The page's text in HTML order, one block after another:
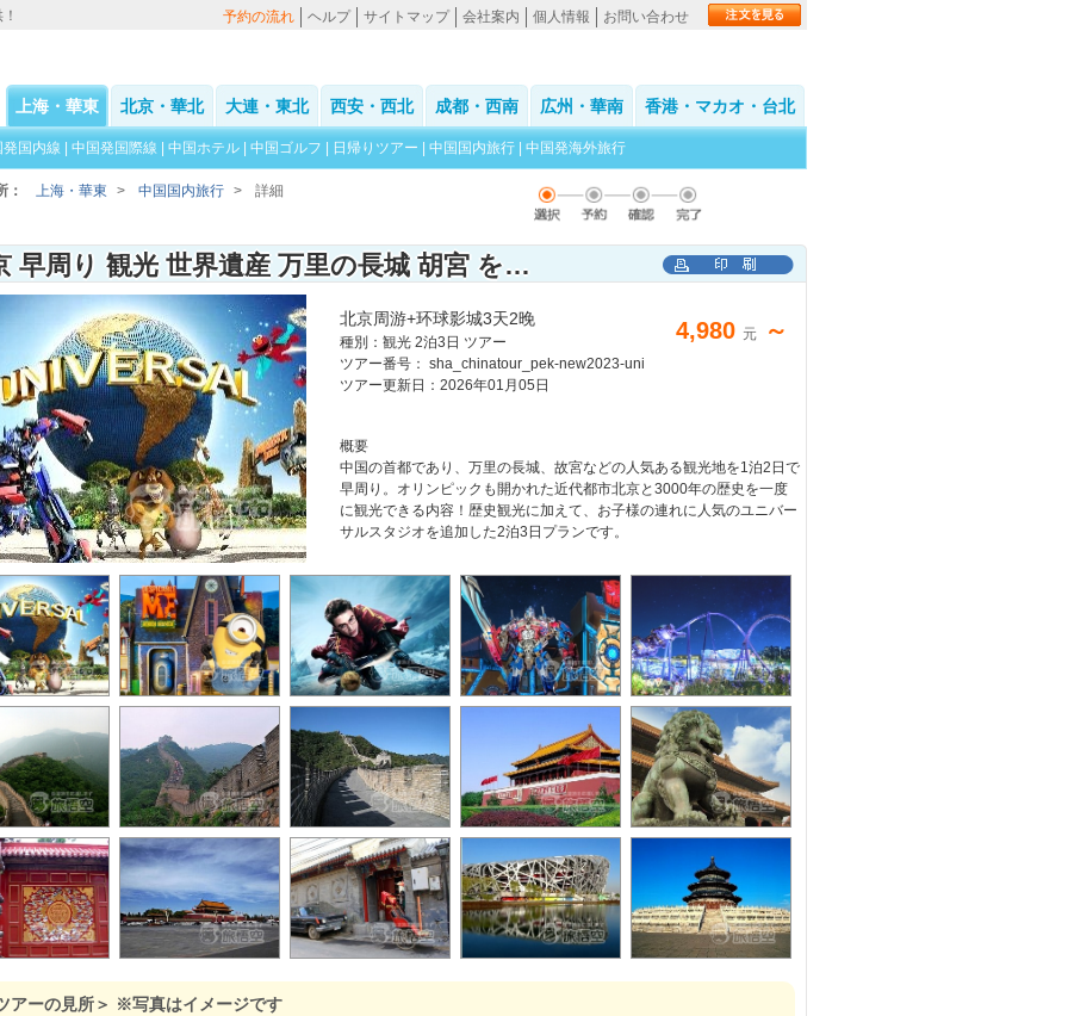
予約の流れ ヘルプ サイトマップ 会社案内 個人情報 お問い合わせ
上海・華東 北京・華北 大連・東北 西安・西北 成都・西南 広州・華南 香港・マカオ・台北
発国内線 中国発国際線 中国ホテル 中国ゴルフ 日帰りツアー 中国国内旅行 中国発海外旅行
： 上海・華東 > 中国国内旅行 > 詳細
北京 早周り 観光 世界遺産 万里の長城 胡宮 を巡り＋ユニバーサルスタジオ 2泊3日 旅行 ツアー
4,980 元 ～
北京周游+环球影城3天2晚
種別：観光 2泊3日 ツアー
ツアー番号： sha_chinatour_pek-new2023-uni
ツアー更新日：2026年01月05日
概要
中国の首都であり、万里の長城、故宮などの人気ある観光地を1泊2日で
早周り。オリンピックも開かれた近代都市北京と3000年の歴史を一度
に観光できる内容！歴史観光に加えて、お子様の連れに人気のユニバー
サルスタジオを追加した2泊3日プランです。
アーの見所＞ ※写真はイメージです